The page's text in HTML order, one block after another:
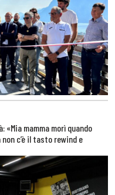
mamma morì quando
c’è il tasto rewind e